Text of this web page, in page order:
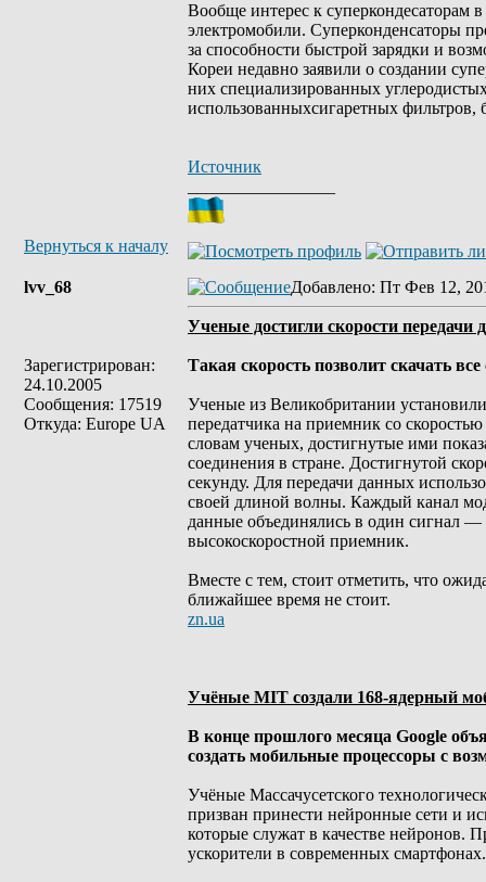
Вообще интерес к суперкондесаторам
электромобили. Суперконденсаторы
за способности быстрой зарядки и
Кореи недавно заявили о создании
них специализированных
использованныхсигаретных фильтров,
Источник
Вернуться к началу
lvv_68
Зарегистрирован:
24.10.2005
Сообщения: 17519
Откуда: Europe UA
Добавлено: Пт Фев 12,
Ученые достигли скорости передачи
Такая скорость позволит скачать
Ученые из Великобритании
передатчика на приемник со
словам ученых, достигнутые ими
соединения в стране. Достигнутой
секунду. Для передачи данных
своей длиной волны. Каждый канал
данные объединялись в один сигнал
высокоскоростной приемник.
Вместе с тем, стоит отметить, что
ближайшее время не стоит.
zn.ua
Учёные MIT создали 168-ядерный
В конце прошлого месяца Google
создать мобильные процессоры с
Учёные Массачусетского
призван принести нейронные сети и
которые служат в качестве нейронов.
ускорители в современных смартфонах.